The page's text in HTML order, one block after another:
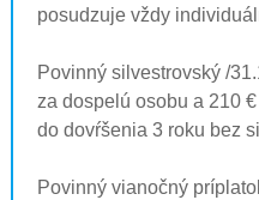
posudzuje vždy
Povinný silvestrovský /
za dospelú osobu a 210
do dovŕšenia 3 roku bez
Povinný vianočný